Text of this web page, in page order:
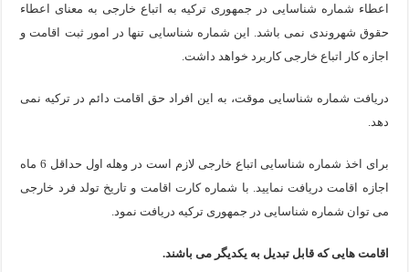
اعطاء شماره شناسایی در جمهوری ترکیه به اتباع خارجی به معنای اعطاء
حقوق شهروندی نمی باشد. این شماره شناسایی تنها در امور ثبت اقامت و
اجازه کار اتباع خارجی کاربرد خواهد داشت.
دریافت شماره شناسایی موقت، به این افراد حق اقامت دائم در ترکیه نمی
دهد.
برای اخذ شماره شناسایی اتباع خارجی لازم است در وهله اول حداقل 6 ماه
اجازه اقامت دریافت نمایید. با شماره کارت اقامت و تاریخ تولد فرد خارجی
می توان شماره شناسایی در جمهوری ترکیه دریافت نمود.
اقامت هایی که قابل تبدیل به یکدیگر می باشند.